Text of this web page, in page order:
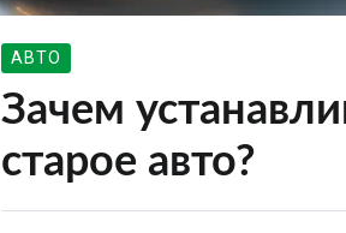
АВТО
Зачем
старое авто?